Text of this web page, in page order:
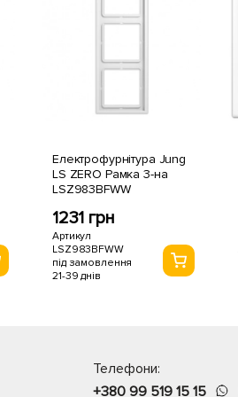
Електрофурнітура Jung
LS ZERO Рамка 3-на
LSZ983BFWW
1231 грн
Артикул
LSZ983BFWW
під замовлення
21-39 днів
Телефони:
+380 99 519 15 15